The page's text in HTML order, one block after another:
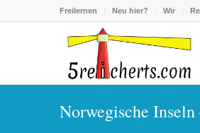
Freilernen Neu hier? Wir
Norwegische